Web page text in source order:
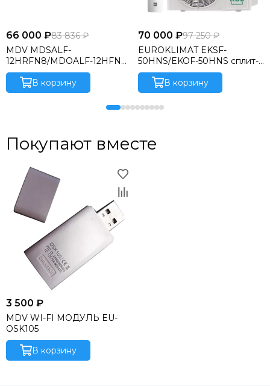
66 000 ₽83 836 ₽
MDV MDSALF-
12HRFN8/MDOALF-12HFN8
сплит-система
В корзину
70 000 ₽97 250 ₽
EUROKLIMAT EKSF-
50HNS/EKOF-50HNS сплит-
система
В корзину
Покупают вместе
3 500 ₽
MDV WI-FI МОДУЛЬ EU-
OSK105
В корзину